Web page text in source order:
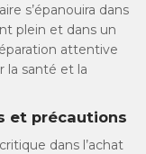
s’épanouira dans
plein et dans un
attentive
la santé et la
et précautions
dans l’achat